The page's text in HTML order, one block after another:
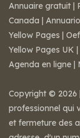
Annuaire gratuit |
Canada |
Yellow Pages |
Yellow Pages UK |
Agenda en ligne |
Copyright © 2026
professionnel qui
et fermeture des